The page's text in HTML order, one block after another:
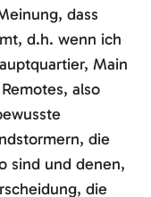
dass
d.h. wenn ich
Main
also
die
sind und denen,
die